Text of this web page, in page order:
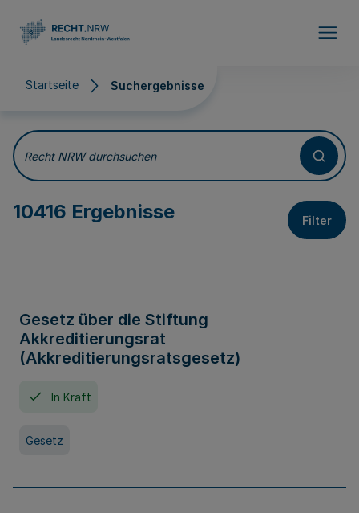
Startseite Suchergebnisse
Suchergebnisse
Recht NRW durchsuchen
10416 Ergebnisse Filter
Gesetz über die Stiftung
Akkreditierungsrat
(Akkreditierungsratsgesetz)
In Kraft
Gesetz